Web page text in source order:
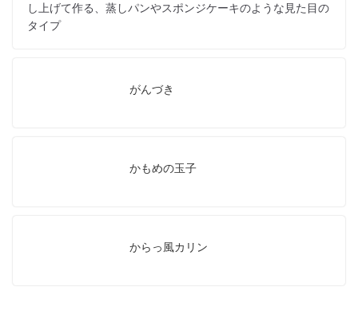
し上げて作る、蒸しパンやスポンジケーキのような見た目の
タイプ
がんづき
かもめの玉子
からっ風カリン